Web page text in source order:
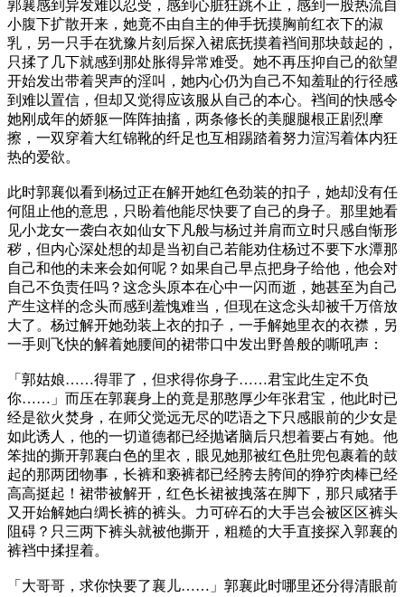
郭襄感到异发难以忍受，感到心脏狂跳不止，感到一股热流自
小腹下扩散开来，她竟不由自主的伸手抚摸胸前红衣下的淑
乳，另一只手在犹豫片刻后探入裙底抚摸着裆间那块鼓起的，
只揉了几下就感到那处胀得异常难受。她不再压抑自己的欲望
开始发出带着哭声的淫叫，她内心仍为自己不知羞耻的行径感
到难以置信，但却又觉得应该服从自己的本心。裆间的快感令
她刚成年的娇躯一阵阵抽搐，两条修长的美腿腿根正剧烈摩
擦，一双穿着大红锦靴的纤足也互相踢踏着努力渲泻着体内狂
热的爱欲。
此时郭襄似看到杨过正在解开她红色劲装的扣子，她却没有任
何阻止他的意思，只盼着他能尽快要了自己的身子。那里她看
见小龙女一袭白衣如仙女下凡般与杨过并肩而立时只感自惭形
秽，但内心深处想的却是当初自己若能劝住杨过不要下水潭那
自己和他的未来会如何呢？如果自己早点把身子给他，他会对
自己不负责任吗？这念头原本在心中一闪而逝，她甚至为自己
产生这样的念头而感到羞愧难当，但现在这念头却被千万倍放
大了。杨过解开她劲装上衣的扣子，一手解她里衣的衣襟，另
一手则飞快的解着她腰间的裙带口中发出野兽般的嘶吼声：
「郭姑娘……得罪了，但求得你身子……君宝此生定不负
你……」而压在郭襄身上的竟是那憨厚少年张君宝，他此时已
经是欲火焚身，在师父觉远无尽的呓语之下只感眼前的少女是
如此诱人，他的一切道德都已经抛诸脑后只想着要占有她。他
笨拙的撕开郭襄白色的里衣，眼见她那被红色肚兜包裹着的鼓
起的那两团物事，长裤和亵裤都已经胯去胯间的狰狞肉棒已经
高高挺起！裙带被解开，红色长裙被拽落在脚下，那只咸猪手
又开始解她白绸长裤的裤头。力可碎石的大手岂会被区区裤头
阻碍？只三两下裤头就被他撕开，粗糙的大手直接探入郭襄的
裤裆中揉捏着。
「大哥哥，求你快要了襄儿……」郭襄此时哪里还分得清眼前